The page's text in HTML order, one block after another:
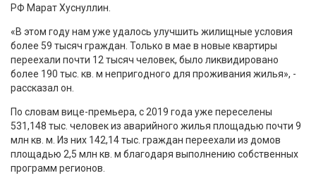
РФ Марат Хуснуллин.
«В этом году нам уже удалось улучшить жилищные условия
более 59 тысяч граждан. Только в мае в новые квартиры
переехали почти 12 тысяч человек, было ликвидировано
более 190 тыс. кв. м непригодного для проживания жилья», -
рассказал он.
По словам вице-премьера, с 2019 года уже переселены
531,148 тыс. человек из аварийного жилья площадью почти 9
млн кв. м. Из них 142,14 тыс. граждан переехали из домов
площадью 2,5 млн кв. м благодаря выполнению собственных
программ регионов.